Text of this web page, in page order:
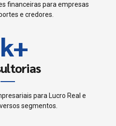
financeiras para empresas
e credores.
k+
para Lucro Real e
segmentos.